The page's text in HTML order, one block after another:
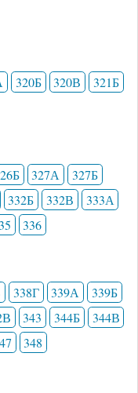
320Б 320В
321Б
327А
327Б
332Б 332В
333А
336
338Г 339А
339Б
343 344Б
344В
348